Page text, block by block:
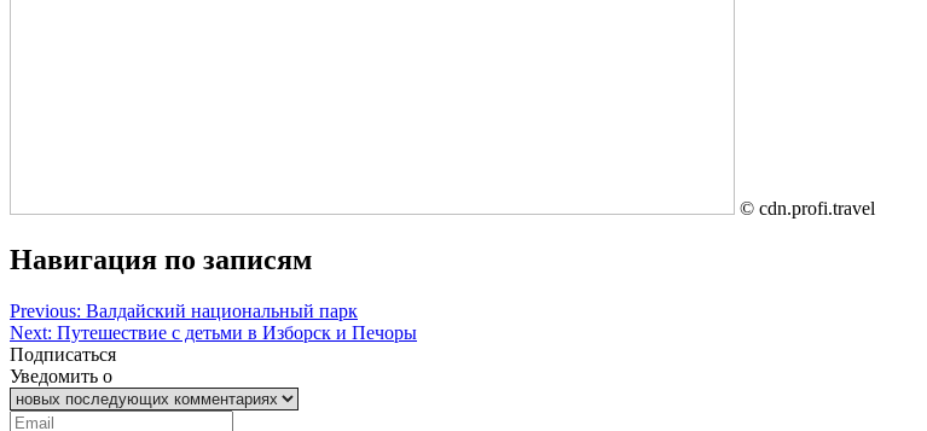
© cdn.profi.travel
Навигация по записям
Previous: Валдайский национальный парк
Next: Путешествие с детьми в Изборск и Печоры
Подписаться
Уведомить о